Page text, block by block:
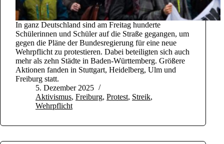
In ganz Deutschland sind am Freitag hunderte
Schülerinnen und Schüler auf die Straße gegangen, um
gegen die Pläne der Bundesregierung für eine neue
Wehrpflicht zu protestieren. Dabei beteiligten sich auch
mehr als zehn Städte in Baden-Württemberg. Größere
Aktionen fanden in Stuttgart, Heidelberg, Ulm und
Freiburg statt.
5. Dezember 2025
Aktivismus, Freiburg, Protest, Streik,
Wehrpflicht